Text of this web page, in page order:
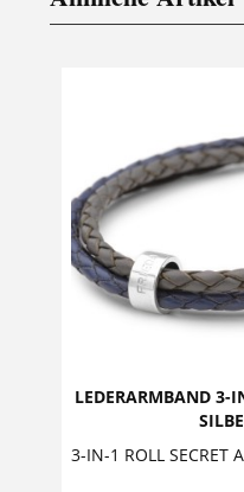
LEDERARMBAND 3-